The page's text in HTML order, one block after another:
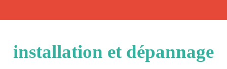
installation et dépannage